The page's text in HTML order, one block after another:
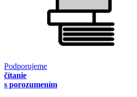
Podporujeme
čítanie
s porozumením